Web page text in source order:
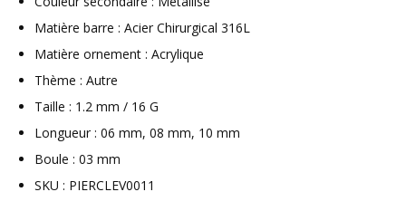
Matière barre : Acier Chirurgical 316L
Matière ornement : Acrylique
Thème : Autre
Taille : 1.2 mm / 16 G
Longueur : 06 mm, 08 mm, 10 mm
Boule : 03 mm
SKU : PIERCLEV0011